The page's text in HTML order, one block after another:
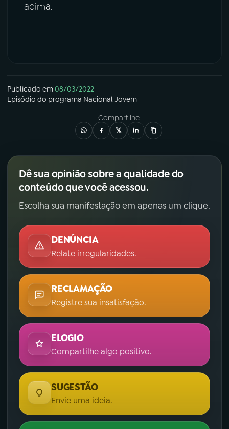
acima.
Publicado em08/03/2022
Episódio do programa Nacional Jovem
Compartilhe
Dê sua opinião sobre a qualidade do
conteúdo que você acessou.
Escolha sua manifestação em apenas um clique.
DENÚNCIA
Relate irregularidades.
RECLAMAÇÃO
Registre sua insatisfação.
ELOGIO
Compartilhe algo positivo.
SUGESTÃO
Envie uma ideia.